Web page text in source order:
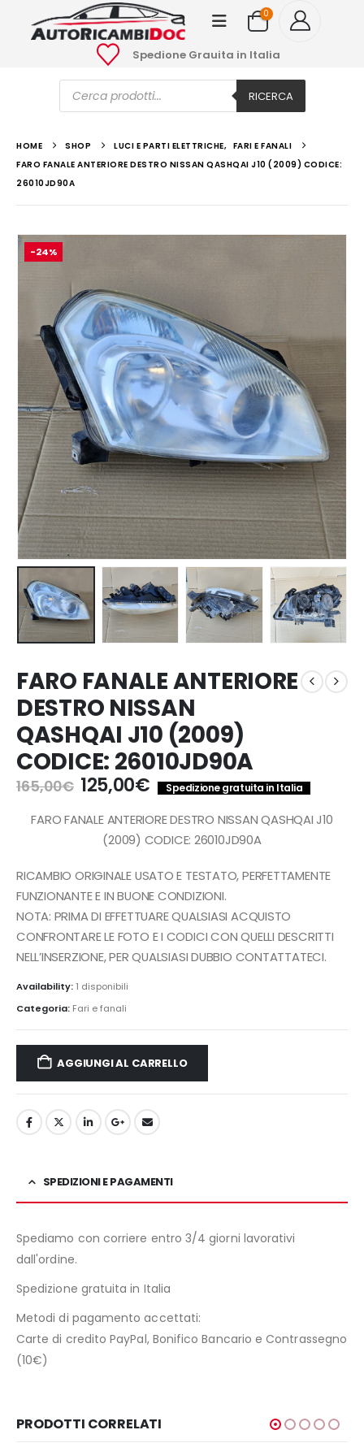
0
Spedione Grauita in Italia
Ricerca
prodotti RICERCA
HOME SHOP LUCI E PARTI ELETTRICHE, FARI E FANALI
FARO FANALE ANTERIORE DESTRO NISSAN QASHQAI J10 (2009) CODICE:
26010JD90A
-24%
FARO FANALE ANTERIORE
DESTRO NISSAN
QASHQAI J10 (2009)
CODICE: 26010JD90A
165,00€ Il
prezzo
originale
era:
125,00€Il
prezzo
attuale
è:
Spedizione gratuita in Italia
FARO FANALE ANTERIORE DESTRO NISSAN QASHQAI J10
(2009) CODICE: 26010JD90A
RICAMBIO ORIGINALE USATO E TESTATO, PERFETTAMENTE
FUNZIONANTE E IN BUONE CONDIZIONI.
NOTA: PRIMA DI EFFETTUARE QUALSIASI ACQUISTO
CONFRONTARE LE FOTO E I CODICI CON QUELLI DESCRITTI
NELL’INSERZIONE, PER QUALSIASI DUBBIO CONTATTATECI.
Availability: 1 disponibili
Categoria: Fari e fanali
AGGIUNGI AL CARRELLO
SPEDIZIONI E PAGAMENTI
Spediamo con corriere entro 3/4 giorni lavorativi
dall'ordine.
Spedizione gratuita in Italia
Metodi di pagamento accettati:
Carte di credito PayPal, Bonifico Bancario e Contrassegno
(10€)
PRODOTTI CORRELATI